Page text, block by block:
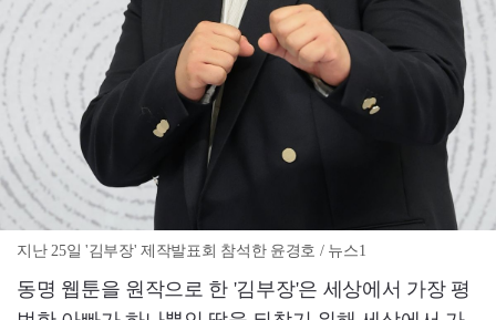
지난 25일 '김부장' 제작발표회 참석한 윤경호 / 뉴스1
동명 웹툰을 원작으로 한 '김부장'은 세상에서 가장 평